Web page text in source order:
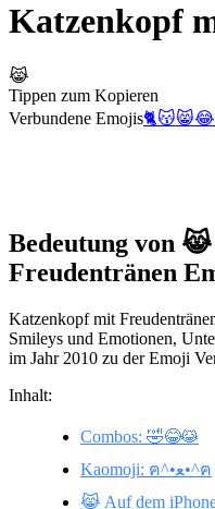
Katzenkopf
😹
Tippen zum Kopieren
Verbundene Emojis🐈😽😸😂
Bedeutung von
Freudentränen
Katzenkopf mit
Smileys und Emotionen,
im Jahr 2010 zu der Emoji
Inhalt:
Combos: 🤣😂😹
Kaomoji: ฅ^•ﻌ•^ฅ
😹 Auf dem